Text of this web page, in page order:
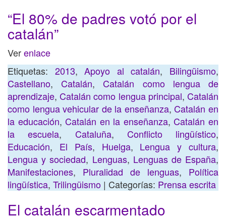
“El 80% de padres votó por el
catalán”
Verenlace
Etiquetas: 2013,Apoyo al catalán, Bilingüismo,
Castellano,Catalán,Catalán como lengua de
aprendizaje,Catalán como lengua principal,Catalán
como lengua vehicular de la enseñanza,Catalán en
la educación,Catalán en la enseñanza,Catalán en
la escuela, Cataluña, Conflicto lingüístico,
Educación, El País, Huelga, Lengua y cultura,
Lengua y sociedad, Lenguas, Lenguas de España,
Manifestaciones, Pluralidad de lenguas, Política
lingüística, Trilingüismo | Categorías: Prensa escrita
El catalán escarmentado